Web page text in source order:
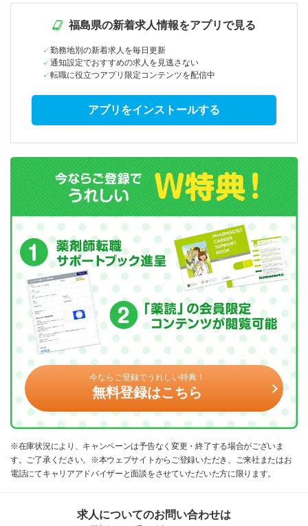
福島県の新着求人情報をアプリで見る
勤務地別の新着求人を毎日更新
通知設定でおすすめの求人を見逃さない
転職に役立つアプリ限定コンテンツを配信中
アプリをインストールする
今ならご登録でうれしい特典！
無料登録はこちら
※在庫状況により、キャンペーンは予告なく変更・終了する場合がございま
す。ご了承ください。※本ウェブサイトからご登録いただき、ご来社またはお
電話にてキャリアアドバイザーと面談をさせていただいた方に限ります。
求人についてのお問い合わせは